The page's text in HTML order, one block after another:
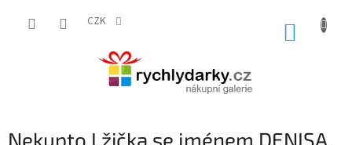
CZK
Nekupto Lžička se jménem DENISA